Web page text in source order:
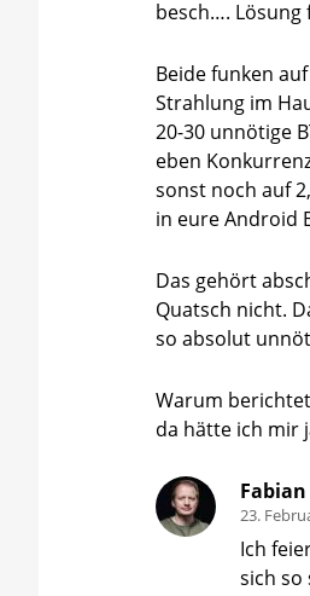
besch…. Lösung
Beide funken
Strahlung im
20-30 unnötige
eben
sonst noch auf
in eure Android
Das gehört
Quatsch nicht.
so absolut
Warum
da hätte ich mir
Fabian
23.
Ich
sich